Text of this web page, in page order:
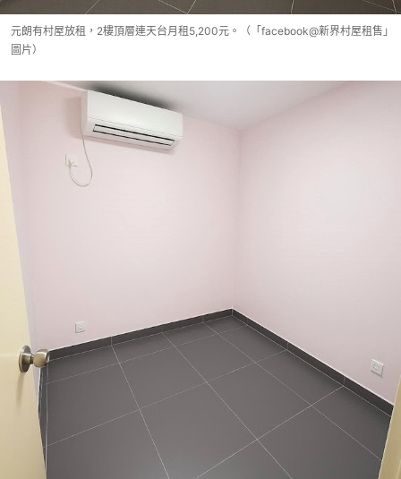
元朗有村屋放租，2樓頂層連天台月租5,200元。（「facebook@新界村屋租售」
圖片）